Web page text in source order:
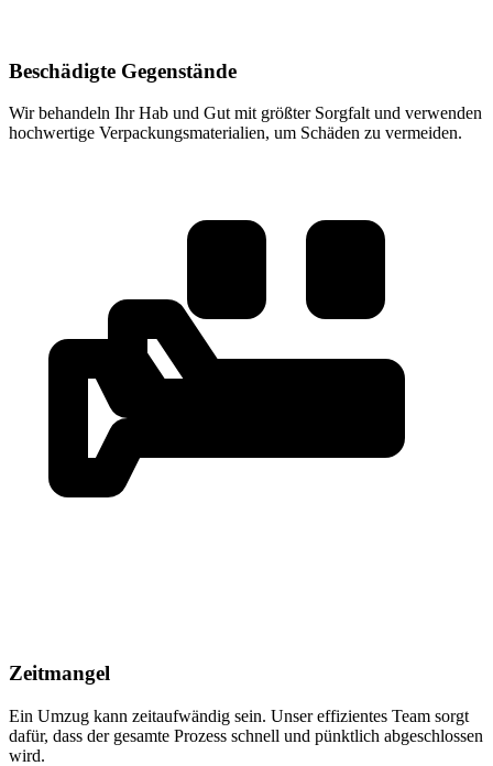
Beschädigte Gegenstände
Wir behandeln Ihr Hab und Gut mit größter Sorgfalt und verwenden
hochwertige Verpackungsmaterialien, um Schäden zu vermeiden.
Zeitmangel
Ein Umzug kann zeitaufwändig sein. Unser effizientes Team sorgt
dafür, dass der gesamte Prozess schnell und pünktlich abgeschlossen
wird.